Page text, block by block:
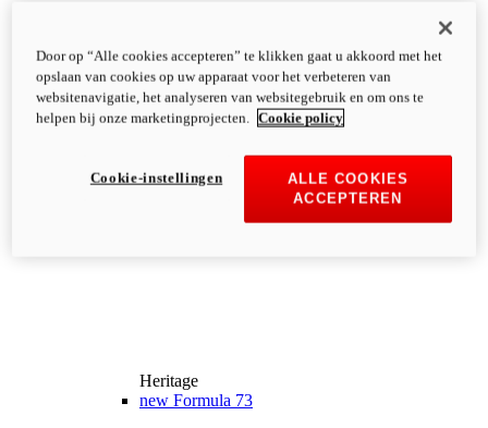
Heritage
new Formula 73
Door op “Alle cookies accepteren” te klikken gaat u akkoord met het
opslaan van cookies op uw apparaat voor het verbeteren van
websitenavigatie, het analyseren van websitegebruik en om ons te
helpen bij onze marketingprojecten.
Cookie policy
ALLE COOKIES
ACCEPTEREN
Cookie-instellingen